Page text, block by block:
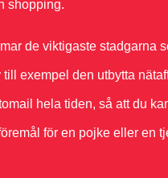
shopping.
de viktigaste stadgarna
exempel den utbytta
hela tiden, så att du
för en pojke eller en